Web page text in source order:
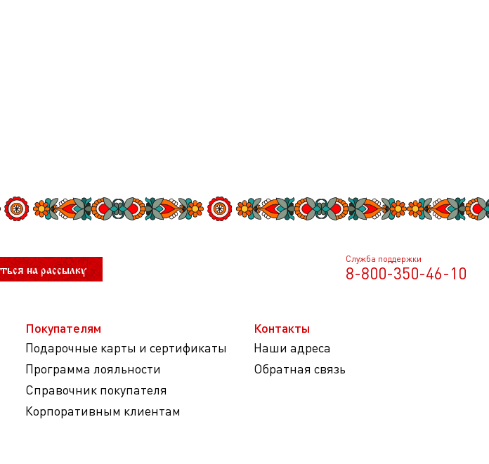
на рассылку
Служба поддержки
8-800-350-46-10
Покупателям
Подарочные карты и сертификаты
Программа лояльности
Справочник покупателя
Корпоративным клиентам
Контакты
Наши адреса
Обратная связь